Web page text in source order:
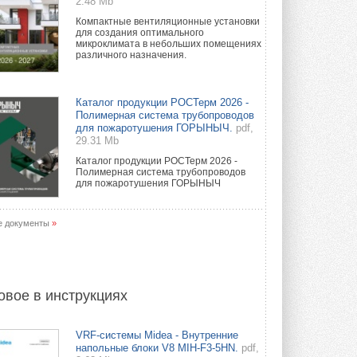
Компактные вентиляционные установки
для создания оптимального
микроклимата в небольших помещениях
различного назначения.
Каталог продукции РОСТерм 2026 -
Полимерная система трубопроводов
для пожаротушения ГОРЫНЫЧ.
pdf,
29.31 Mb
Каталог продукции РОСТерм 2026 -
Полимерная система трубопроводов
для пожаротушения ГОРЫНЫЧ
документы »
в инструкциях
VRF-системы Midea - Внутренние
напольные блоки V8 MIH-F3-5HN. pdf,